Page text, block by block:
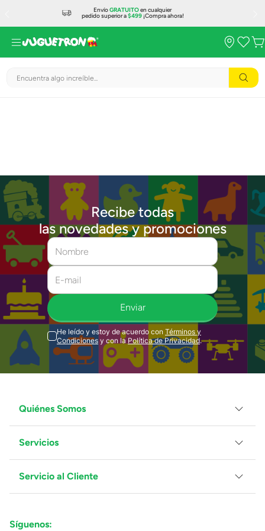
EnvíoGRATUITOen cualquier
pedido superior a$499¡Compra ahora!
Encuentra algo increíble...
Recibe todas
las novedades y promociones
Enviar
He leído y estoy de acuerdo con Términos y
Condiciones y con la Política de Privacidad.
Quiénes Somos
Grupo Juguetron
Localiza tu tienda
Blog
Servicios
Facturación
Proveedores
Servicio al Cliente
Preguntas Frecuentes
Síguenos: